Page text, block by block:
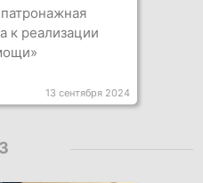
к реализации
13 сентября 2024
3